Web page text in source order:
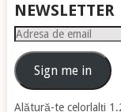
NEWSLETTER
Adresa
emailSign me in
Alătură-te celorlalți